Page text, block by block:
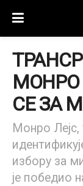
МОНРО
СЕ ЗА
Монро Лејс,
избору за
је победио